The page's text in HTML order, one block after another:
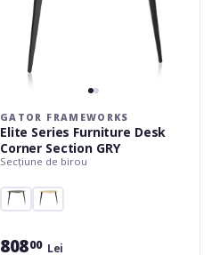
GATOR FRAMEWORKS
Elite Series Furniture Desk
Corner Section GRY
Secțiune de birou
80800 Lei